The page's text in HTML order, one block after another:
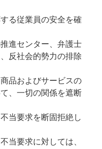
る従業員の安全を確
進センター、弁護士
反社会的勢力の排除
品およびサービスの
、一切の関係を遮断
当要求を断固拒絶し
当要求に対しては、